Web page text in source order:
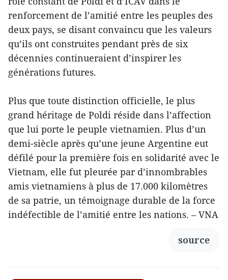
renforcement de l’amitié entre les peuples des
deux pays, se disant convaincu que les valeurs
qu’ils ont construites pendant près de six
décennies continueraient d’inspirer les
générations futures.
Plus que toute distinction officielle, le plus
grand héritage de Poldi réside dans l’affection
que lui porte le peuple vietnamien. Plus d’un
demi-siècle après qu’une jeune Argentine eut
défilé pour la première fois en solidarité avec le
Vietnam, elle fut pleurée par d’innombrables
amis vietnamiens à plus de 17.000 kilomètres
de sa patrie, un témoignage durable de la force
indéfectible de l’amitié entre les nations. – VNA
source